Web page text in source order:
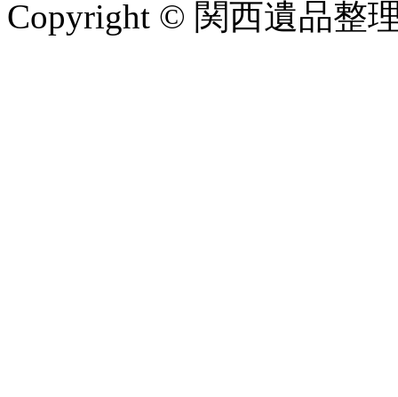
Copyright © 関西遺品整